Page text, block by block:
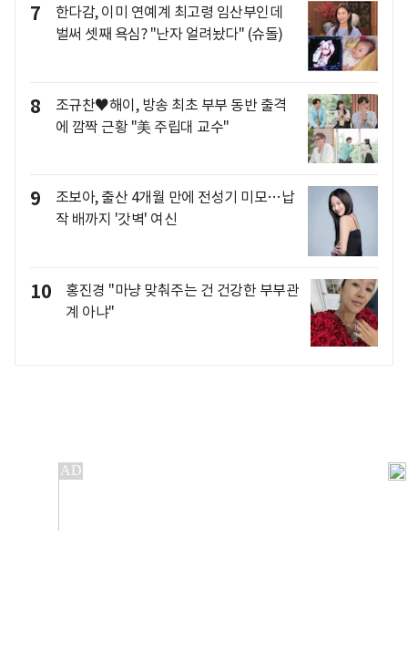
7
한다감, 이미 연예계 최고령 임산부인데
벌써 셋째 욕심? "난자 얼려놨다" (슈돌)
8
조규찬♥해이, 방송 최초 부부 동반 출격
에 깜짝 근황 "美 주립대 교수"
9
조보아, 출산 4개월 만에 전성기 미모…납
작 배까지 '갓벽' 여신
10
홍진경 "마냥 맞춰주는 건 건강한 부부관
계 아냐"